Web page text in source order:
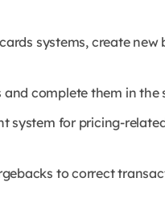
systems, create new
and complete them in the
system for pricing-
to correct